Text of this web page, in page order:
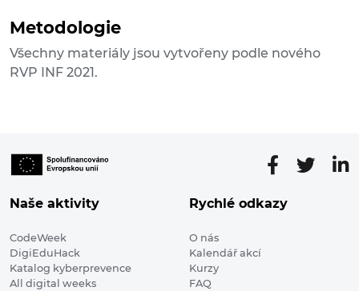
Metodologie
Všechny materiály jsou vytvořeny podle nového
RVP INF 2021.
Naše aktivity
CodeWeek
DigiEduHack
Katalog kyberprevence
All digital weeks
Rychlé odkazy
O nás
Kalendář akcí
Kurzy
FAQ